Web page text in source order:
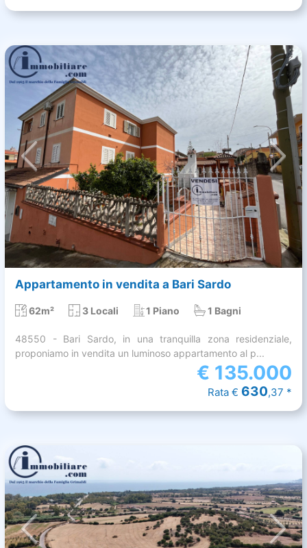
Appartamento in vendita a Bari Sardo
62m² 3 Locali 1 Piano 1 Bagni
48550 - Bari Sardo, in una tranquilla zona residenziale,
proponiamo in vendita un luminoso appartamento al p...
€ 135.000
Rata € 630,37 *